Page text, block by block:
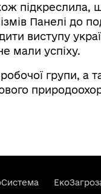
підкреслила,
Панелі до
виступу
мали успіху.
групи, а